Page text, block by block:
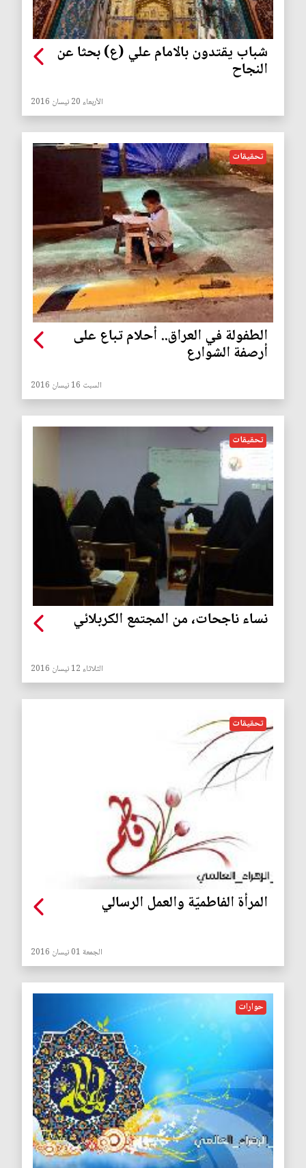
شباب يقتدون بالامام علي (ع) بحثا عن
النجاح
الأربعاء 20 نيسان 2016
تحقيقات
الطفولة في العراق.. أحلام تباع على
أرصفة الشوارع
السبت 16 نيسان 2016
تحقيقات
نساء ناجحات، من المجتمع الكربلائي
الثلاثاء 12 نيسان 2016
تحقيقات
المرأة الفاطميّة والعمل الرسالي
الجمعة 01 نيسان 2016
حوارات